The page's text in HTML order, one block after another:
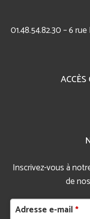
01.48.54.82.30 – 6
Inscrivez-vous à
de
Adresse e-mail *